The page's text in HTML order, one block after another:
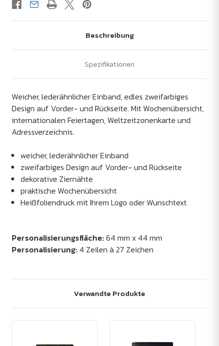
Beschreibung
Spezifikationen
Weicher, lederähnlicher Einband, edles zweifarbiges
Design auf Vorder- und Rückseite. Mit Wochenübersicht,
internationalen Feiertagen, Weltzeitzonenkarte und
Adressverzeichnis.
weicher, lederähnlicher Einband
zweifarbiges Design auf Vorder- und Rückseite
dekorative Ziernähte
praktische Wochenübersicht
Heißfoliendruck mit Ihrem Logo oder Wunschtext
Personalisierungsfläche:64 mm x 44 mm
Personalisierung: 4 Zeilen à 27 Zeichen
Verwandte Produkte